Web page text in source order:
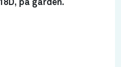
på gården.